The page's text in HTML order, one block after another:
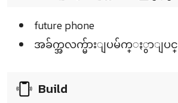
future phone
အခ်က္အလက္မ်ားျပမ်က္ႏွာျပင္
Build